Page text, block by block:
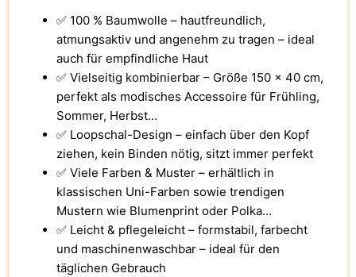
✅ 100 % Baumwolle – hautfreundlich,
atmungsaktiv und angenehm zu tragen – ideal
auch für empfindliche Haut
✅ Vielseitig kombinierbar – Größe 150 x 40 cm,
perfekt als modisches Accessoire für Frühling,
Sommer, Herbst...
✅ Loopschal-Design – einfach über den Kopf
ziehen, kein Binden nötig, sitzt immer perfekt
✅ Viele Farben & Muster – erhältlich in
klassischen Uni-Farben sowie trendigen
Mustern wie Blumenprint oder Polka...
✅ Leicht & pflegeleicht – formstabil, farbecht
und maschinenwaschbar – ideal für den
täglichen Gebrauch